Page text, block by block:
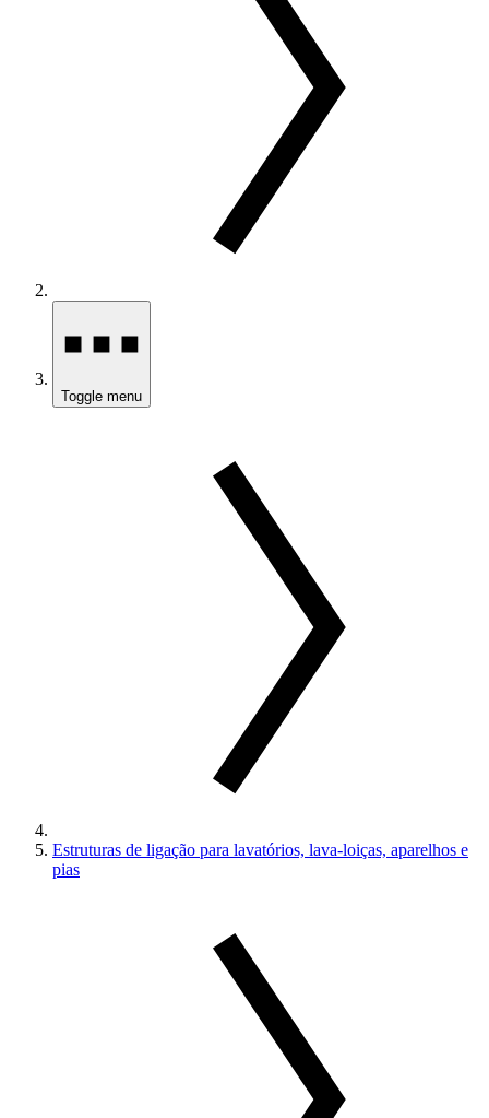
Toggle menu
Estruturas de ligação para lavatórios, lava-loiças, aparelhos e
pias